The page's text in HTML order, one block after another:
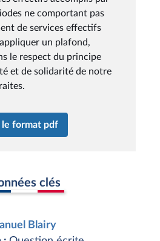
ne comportant pas
de services effectifs
un plafond,
le respect du principe
et de solidarité de notre
le format pdf
clés
Blairy